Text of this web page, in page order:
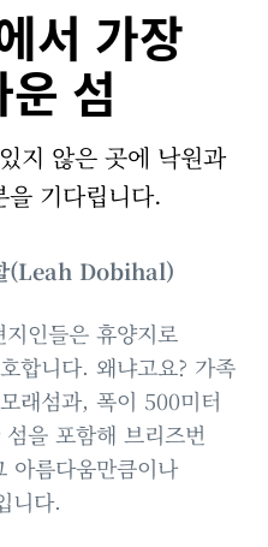
서 가장
섬
지 않은 곳에 낙원과
기다립니다.
(Leah Dobihal)
인들은 휴양지로
합니다. 왜냐고요? 가족
래섬과, 폭이 500미터
을 포함해 브리즈번
아름다움만큼이나
니다.